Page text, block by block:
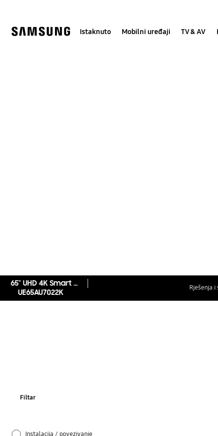
help
Istaknuto Mobilni uređaji TV & AV
65" UHD 4K Smart TV AU7002 2021
UE65AU7022K
Rješenja
Filtar
Instalacija / povezivanje